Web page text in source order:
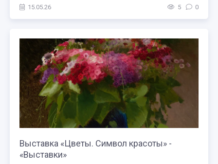
15.05.26 5 0
Выставка «Цветы. Символ красоты» -
«Выставки»